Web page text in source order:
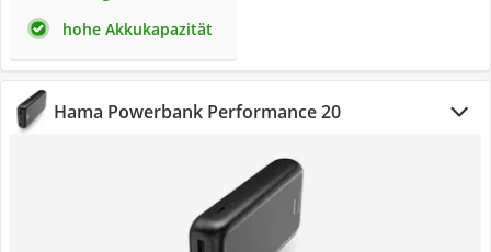
hohe Akkukapazität
Hama Powerbank Performance 20